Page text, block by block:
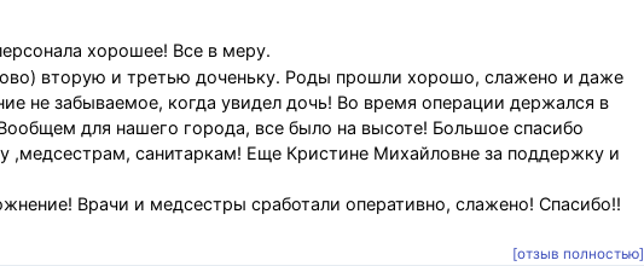
хорошее! Все в меру.
вторую и третью доченьку. Роды прошли хорошо, слажено и даже
не забываемое, когда увидел дочь! Во время операции держался в
для нашего города, все было на высоте! Большое спасибо
,медсестрам, санитаркам! Еще Кристине Михайловне за поддержку и
Врачи и медсестры сработали оперативно, слажено! Спасибо!!
[отзыв полностью]